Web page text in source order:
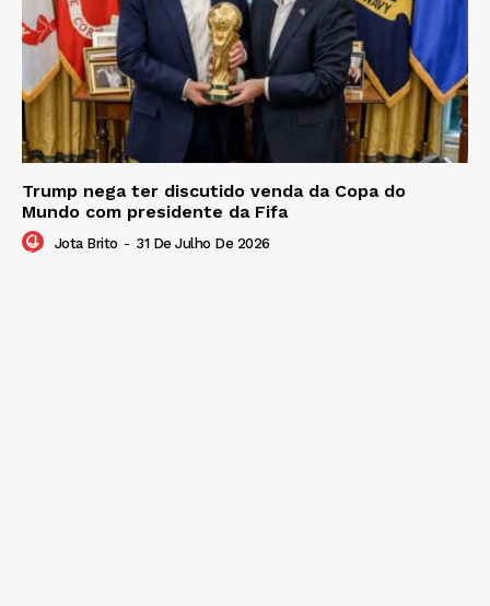
Trump nega ter discutido venda da Copa do
Mundo com presidente da Fifa
Jota Brito - 31 De Julho De 2026